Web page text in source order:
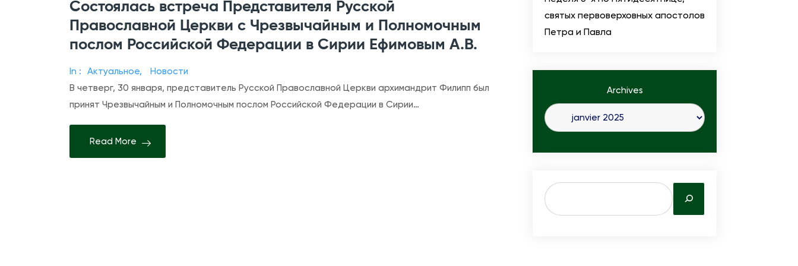
r
С
о
Состоялась встреча Представителя Русской
Православной Церкви с Чрезвычайным и Полномочным
послом Российской Федерации в Сирии Ефимовым А.В.
In : Актуальное,
Новости
В четверг, 30 января, представитель Русской Православной Церкви архимандрит Филипп был
принят Чрезвычайным и Полномочным послом Российской Федерации в Сирии…
Read More
святых первоверховных апостолов
Петра и Павла
Archives
S
e